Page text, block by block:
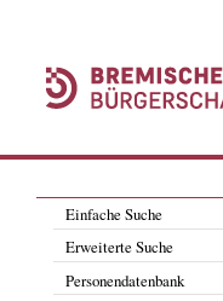
Einfache Suche
Erweiterte Suche
Personendatenbank